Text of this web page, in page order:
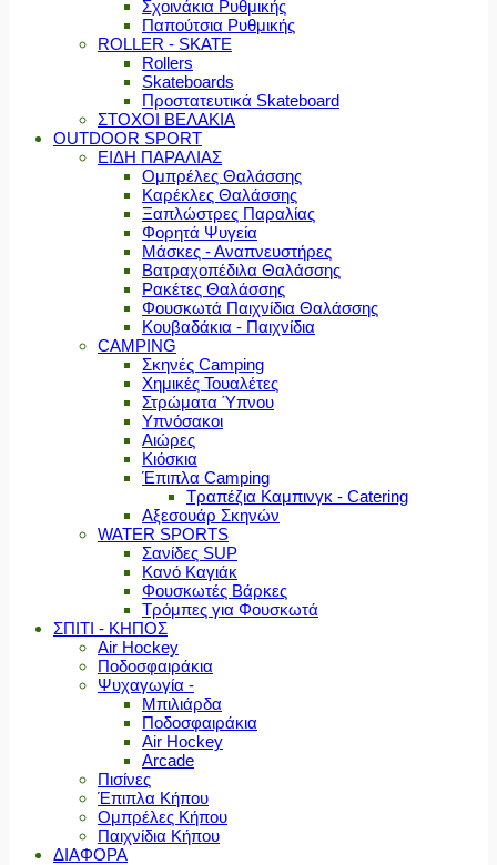
Σχοινάκια Ρυθμικής
Παπούτσια Ρυθμικής
ROLLER - SKATE
Rollers
Skateboards
Προστατευτικά Skateboard
ΣΤΟΧΟΙ ΒΕΛΑΚΙΑ
OUTDOOR SPORT
ΕΙΔΗ ΠΑΡΑΛΙΑΣ
Ομπρέλες Θαλάσσης
Καρέκλες Θαλάσσης
Ξαπλώστρες Παραλίας
Φορητά Ψυγεία
Μάσκες - Αναπνευστήρες
Βατραχοπέδιλα Θαλάσσης
Ρακέτες Θαλάσσης
Φουσκωτά Παιχνίδια Θαλάσσης
Κουβαδάκια - Παιχνίδια
CAMPING
Σκηνές Camping
Χημικές Τουαλέτες
Στρώματα Ύπνου
Υπνόσακοι
Αιώρες
Κιόσκια
Έπιπλα Camping
Τραπέζια Καμπινγκ - Catering
Αξεσουάρ Σκηνών
WATER SPORTS
Σανίδες SUP
Κανό Καγιάκ
Φουσκωτές Βάρκες
Τρόμπες για Φουσκωτά
ΣΠΙΤΙ - ΚΗΠΟΣ
Air Hockey
Ποδοσφαιράκια
Ψυχαγωγία -
Μπιλιάρδα
Ποδοσφαιράκια
Air Hockey
Arcade
Πισίνες
Έπιπλα Κήπου
Ομπρέλες Κήπου
Παιχνίδια Κήπου
ΔΙΑΦΟΡΑ